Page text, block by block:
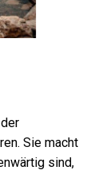
Sie macht
sind,